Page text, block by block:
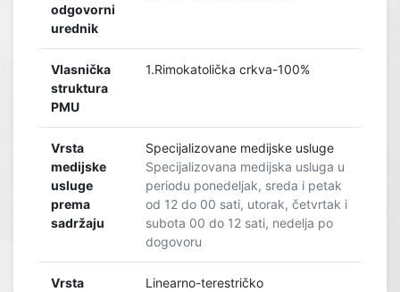
odgovorni
urednik
Vlasnička
struktura
PMU
1.Rimokatolička crkva-100%
Vrsta
medijske
usluge
prema
sadržaju
Specijalizovane medijske usluge
Specijalizovana medijska usluga u
periodu ponedeljak, sreda i petak
od 12 do 00 sati, utorak, četvrtak i
subota 00 do 12 sati, nedelja po
dogovoru
Vrsta
Linearno-terestričko